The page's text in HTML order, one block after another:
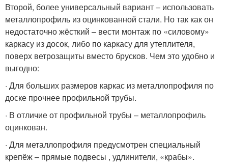
Второй, более универсальный вариант – использовать
металлопрофиль из оцинкованной стали. Но так как он
недостаточно жёсткий – вести монтаж по «силовому»
каркасу из досок, либо по каркасу для утеплителя,
поверх ветрозащиты вместо брусков. Чем это удобно и
выгодно:
· Для больших размеров каркас из металлопрофиля по
доске прочнее профильной трубы.
· В отличие от профильной трубы – металлопрофиль
оцинкован.
· Для металлопрофиля предусмотрен специальный
крепёж – прямые подвесы , удлинители, «крабы».